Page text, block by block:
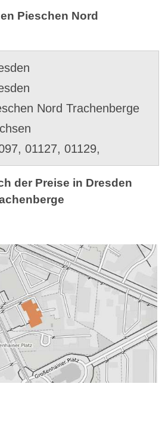
Pieschen Nord
Nord Trachenberge
01127, 01129,
der Preise in Dresden